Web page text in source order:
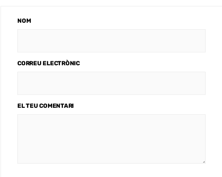
NOM
CORREU ELECTRÒNIC
EL TEU COMENTARI